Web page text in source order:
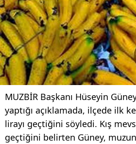
MUZBİR Başkanı Hüseyin
yaptığı açıklamada, ilçede ilk
lirayı geçtiğini söyledi. Kış
geçtiğini belirten Güney,